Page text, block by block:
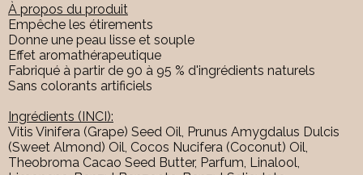
À propos du produit
Empêche les étirements
Donne une peau lisse et souple
Effet aromathérapeutique
Fabriqué à partir de 90 à 95 % d'ingrédients naturels
Sans colorants artificiels
Ingrédients (INCI):
Vitis Vinifera (Grape) Seed Oil, Prunus Amygdalus Dulcis
(Sweet Almond) Oil, Cocos Nucifera (Coconut) Oil,
Theobroma Cacao Seed Butter, Parfum, Linalool,